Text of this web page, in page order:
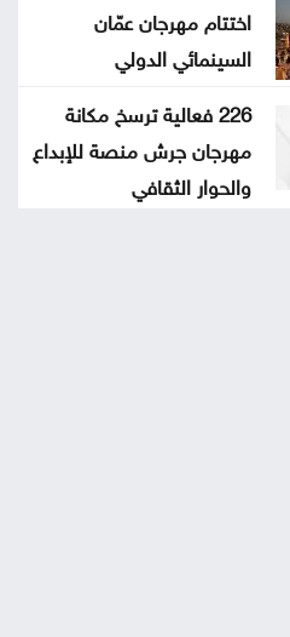
اختتام مهرجان عمّان
السينمائي الدولي
226 فعالية ترسخ مكانة
مهرجان جرش منصة للإبداع
والحوار الثقافي